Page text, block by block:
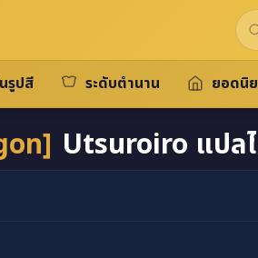
รูปสี ระดับตำนาน ยอดนิ
Utsuroiro แปล